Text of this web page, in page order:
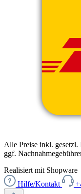
Alle Preise inkl. gesetzl.
ggf.
Realisiert mit Shopware
Hilfe/Kontakt